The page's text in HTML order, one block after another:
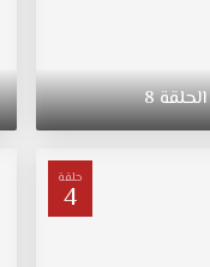
الحلقة8
حلقة
4